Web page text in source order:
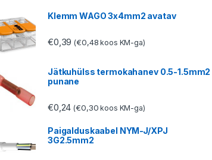
Klemm WAGO 3x4mm2 avatav
€0,39 (€0,48 koos KM-ga)
Jätkuhülss termokahanev 0.5-1.5mm2
punane
€0,24 (€0,30 koos KM-ga)
Paigalduskaabel NYM-J/XPJ
3G2.5mm2